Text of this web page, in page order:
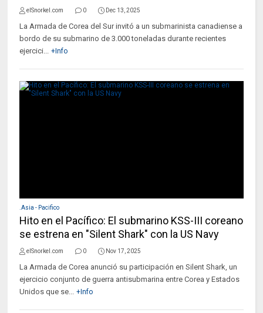
elSnorkel.com 0 Dec 13, 2025
La Armada de Corea del Sur invitó a un submarinista canadiense a
bordo de su submarino de 3.000 toneladas durante recientes
ejercici... +Info
.Asia - Pacifico
Hito en el Pacífico: El submarino KSS-III coreano
se estrena en "Silent Shark" con la US Navy
elSnorkel.com 0 Nov 17, 2025
La Armada de Corea anunció su participación en Silent Shark, un
ejercicio conjunto de guerra antisubmarina entre Corea y Estados
Unidos que se... +Info